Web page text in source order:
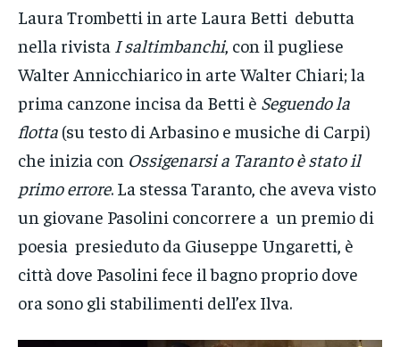
Laura Trombetti in arte Laura Betti debutta
nella rivista I saltimbanchi, con il pugliese
Walter Annicchiarico in arte Walter Chiari; la
prima canzone incisa da Betti è Seguendo la
flotta (su testo di Arbasino e musiche di Carpi)
che inizia con Ossigenarsi a Taranto è stato il
primo errore. La stessa Taranto, che aveva visto
un giovane Pasolini concorrere a un premio di
poesia presieduto da Giuseppe Ungaretti, è
città dove Pasolini fece il bagno proprio dove
ora sono gli stabilimenti dell’ex Ilva.